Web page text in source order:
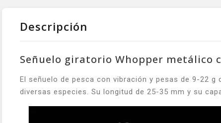
Descripción
Señuelo giratorio Whopper metálico
El señuelo de pesca con vibración y pesas de 9-22
diversas especies. Su longitud de 25-35 mm y su